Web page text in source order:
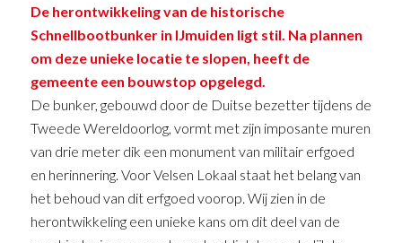
De herontwikkeling van de historische
Schnellbootbunker in IJmuiden ligt stil. Na plannen
om deze unieke locatie te slopen, heeft de
gemeente een bouwstop opgelegd.
De bunker, gebouwd door de Duitse bezetter tijdens de
Tweede Wereldoorlog, vormt met zijn imposante muren
van drie meter dik een monument van militair erfgoed
en herinnering. Voor Velsen Lokaal staat het belang van
het behoud van dit erfgoed voorop. Wij zien in de
herontwikkeling een unieke kans om dit deel van de